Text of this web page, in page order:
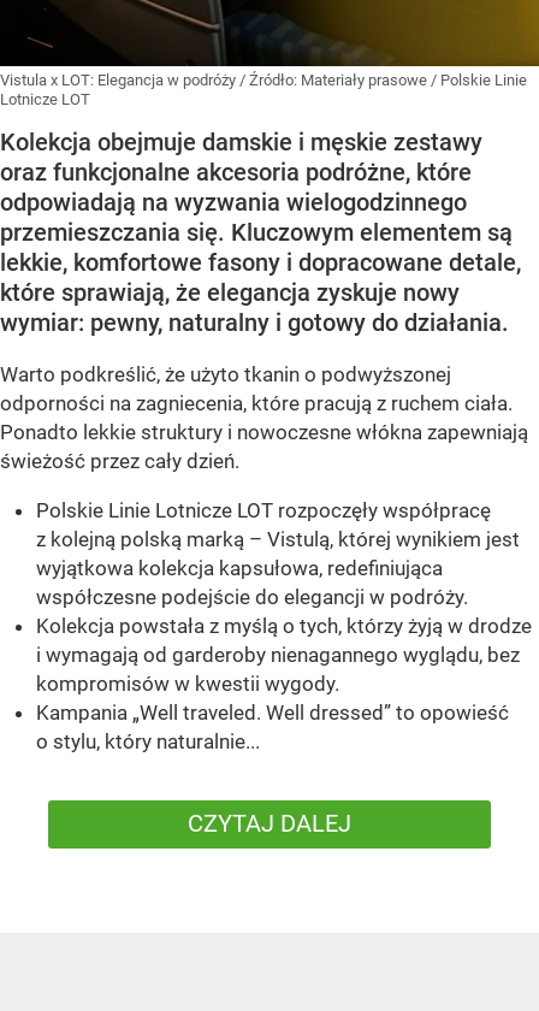
Vistula x LOT: Elegancja w podróży / Źródło: Materiały prasowe / Polskie Linie
Lotnicze LOT
Kolekcja obejmuje damskie i męskie zestawy
oraz funkcjonalne akcesoria podróżne, które
odpowiadają na wyzwania wielogodzinnego
przemieszczania się. Kluczowym elementem są
lekkie, komfortowe fasony i dopracowane detale,
które sprawiają, że elegancja zyskuje nowy
wymiar: pewny, naturalny i gotowy do działania.
Warto podkreślić, że użyto tkanin o podwyższonej
odporności na zagniecenia, które pracują z ruchem ciała.
Ponadto lekkie struktury i nowoczesne włókna zapewniają
świeżość przez cały dzień.
Polskie Linie Lotnicze LOT rozpoczęły współpracę
z kolejną polską marką – Vistulą, której wynikiem jest
wyjątkowa kolekcja kapsułowa, redefiniująca
współczesne podejście do elegancji w podróży.
Kolekcja powstała z myślą o tych, którzy żyją w drodze
i wymagają od garderoby nienagannego wyglądu, bez
kompromisów w kwestii wygody.
Kampania „Well traveled. Well dressed” to opowieść
o stylu, który naturalnie...
CZYTAJ DALEJ